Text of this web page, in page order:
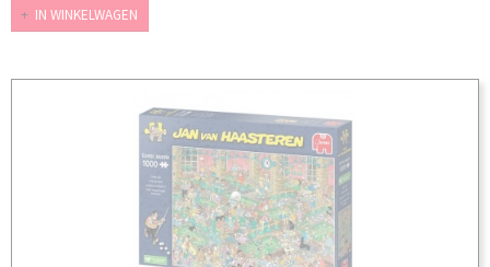
IN WINKELWAGEN